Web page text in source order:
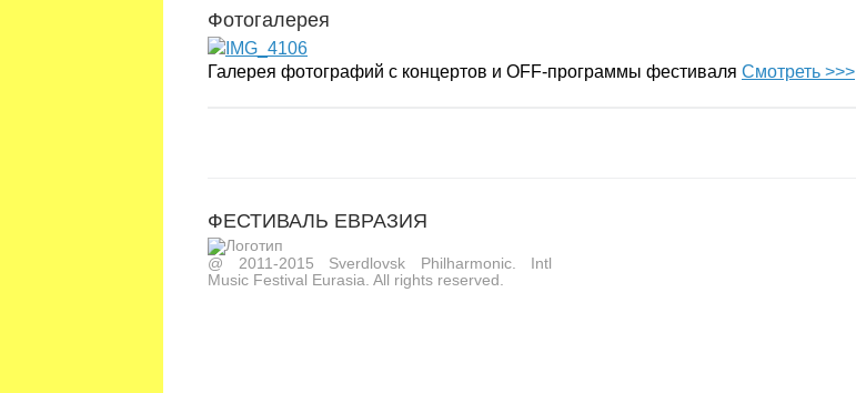
Фотогалерея
Галерея фотографий с концертов и OFF-программы фестиваля Смотреть >>>
ФЕСТИВАЛЬ ЕВРАЗИЯ
@ 2011-2015 Sverdlovsk Philharmonic. Intl
Music Festival Eurasia. All rights reserved.